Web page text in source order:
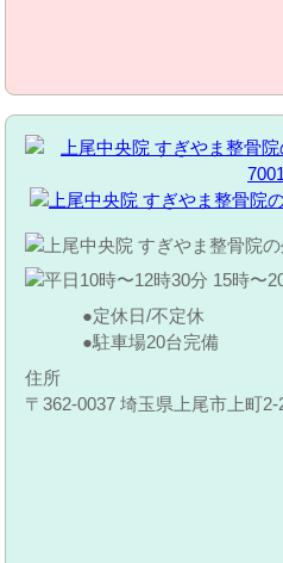
定休日/不定休
駐車場20台完備
住所
〒362-0037 埼玉県上尾市上町